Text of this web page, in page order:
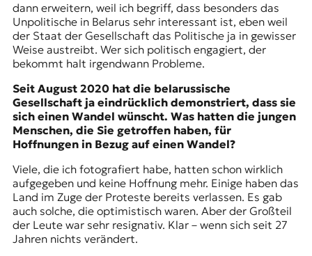
dann erweitern, weil ich begriff, dass besonders das
Unpolitische in Belarus sehr interessant ist, eben weil
der Staat der Gesellschaft das Politische ja in gewisser
Weise austreibt. Wer sich politisch engagiert, der
bekommt halt irgendwann Probleme.
Seit August 2020 hat die belarussische
Gesellschaft ja eindrücklich demonstriert, dass sie
sich einen Wandel wünscht. Was hatten die jungen
Menschen, die Sie getroffen haben, für
Hoffnungen in Bezug auf einen Wandel?
Viele, die ich fotografiert habe, hatten schon wirklich
aufgegeben und keine Hoffnung mehr. Einige haben das
Land im Zuge der Proteste bereits verlassen. Es gab
auch solche, die optimistisch waren. Aber der Großteil
der Leute war sehr resignativ. Klar – wenn sich seit 27
Jahren nichts verändert.